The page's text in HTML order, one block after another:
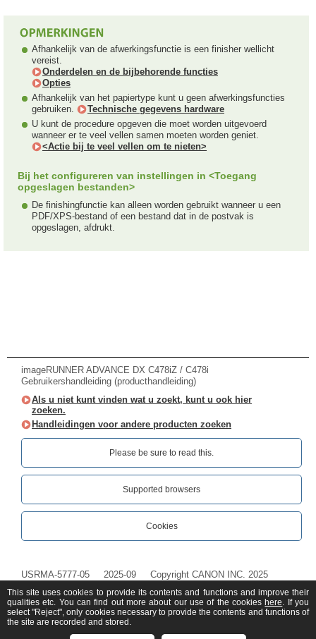
Afhankelijk van de afwerkingsfunctie is een finisher wellicht
vereist.
Onderdelen en de bijbehorende functies
Opties
Afhankelijk van het papiertype kunt u geen afwerkingsfuncties
gebruiken.
Technische gegevens hardware
U kunt de procedure opgeven die moet worden uitgevoerd
wanneer er te veel vellen samen moeten worden geniet.
<Actie bij te veel vellen om te nieten>
Bij het configureren van instellingen in <Toegang
opgeslagen bestanden>
De finishingfunctie kan alleen worden gebruikt wanneer u een
PDF/XPS-bestand of een bestand dat in de postvak is
opgeslagen, afdrukt.
imageRUNNER ADVANCE DX C478iZ / C478i
Gebruikershandleiding (producthandleiding)
Als u niet kunt vinden wat u zoekt, kunt u ook hier
zoeken.
Handleidingen voor andere producten zoeken
Please be sure to read this.‎
Supported browsers
Cookies
USRMA-5777-05 2025-09 Copyright CANON INC. 2025
This site uses cookies to provide its contents and functions and improve their
qualities etc. You can find out more about our use of the cookies here. If you
select "Reject", only cookies necessary to provide the contents and functions of
the site are recorded and stored.